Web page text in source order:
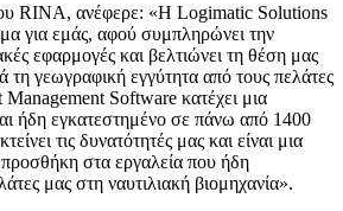
RINA, ανέφερε: «Η Logimatic Solutions
για εμάς, αφού συμπληρώνει την
εφαρμογές και βελτιώνει τη θέση μας
γεωγραφική εγγύτητα από τους πελάτες
Software κατέχει μια
ήδη εγκατεστημένο σε πάνω από 1400
τις δυνατότητές μας και είναι μια
στα εργαλεία που ήδη
μας στη ναυτιλιακή βιομηχανία».